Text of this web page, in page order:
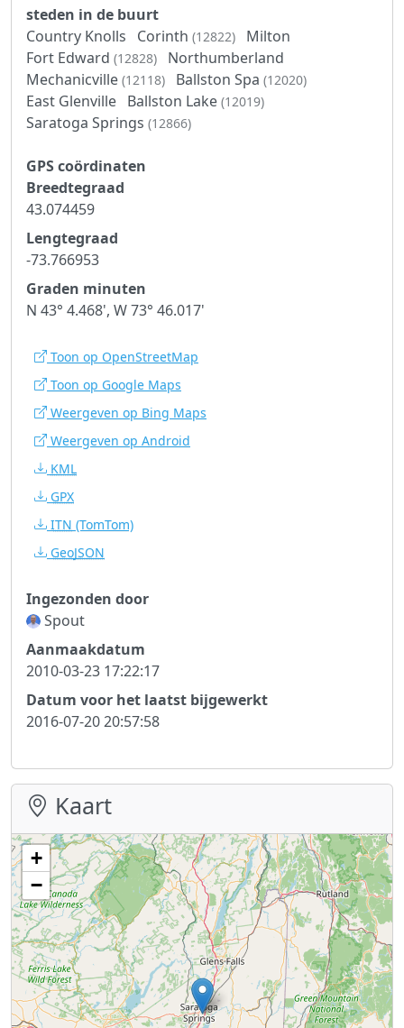
steden in de buurt
Country Knolls
Corinth (12822)
Milton
Fort Edward (12828)
Northumberland
Mechanicville (12118) Ballston Spa (12020)
East Glenville Ballston Lake (12019)
Saratoga Springs (12866)
GPS coördinaten
Breedtegraad
43.074459
Lengtegraad
-73.766953
Graden minuten
N 43° 4.468', W 73° 46.017'
Toon op OpenStreetMap
Toon op Google Maps
Weergeven op Bing Maps
Weergeven op Android
KML
GPX
ITN (TomTom)
GeoJSON
Ingezonden door
Spout
Aanmaakdatum
2010-03-23 17:22:17
Datum voor het laatst bijgewerkt
2016-07-20 20:57:58
Kaart
+
−